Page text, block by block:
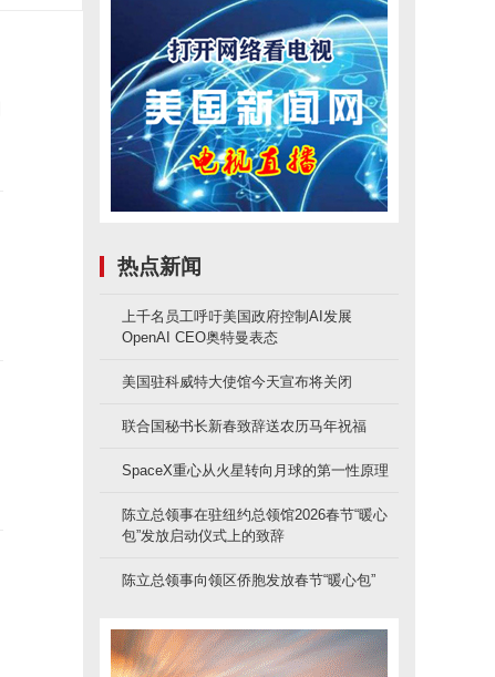
热点新闻
上千名员工呼吁美国政府控制AI发展
OpenAI CEO奥特曼表态
美国驻科威特大使馆今天宣布将关闭
联合国秘书长新春致辞送农历马年祝福
SpaceX重心从火星转向月球的第一性原理
陈立总领事在驻纽约总领馆2026春节“暖心
包”发放启动仪式上的致辞
陈立总领事向领区侨胞发放春节“暖心包”